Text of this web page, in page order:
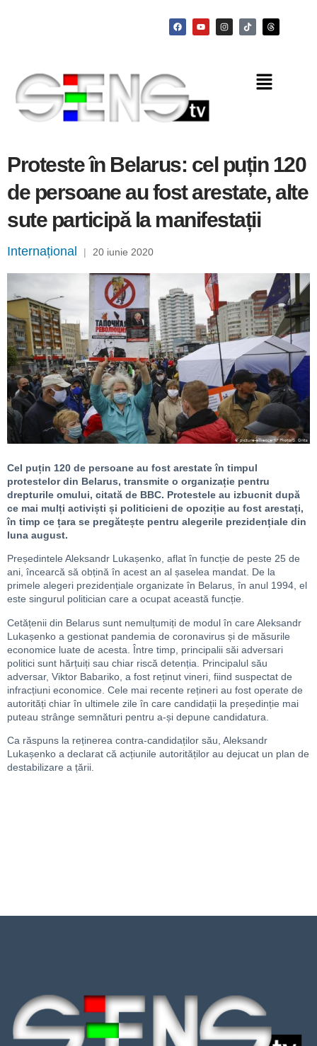
Proteste în Belarus: cel puțin 120
de persoane au fost arestate, alte
sute participă la manifestații
Internațional | 20 iunie 2020
Cel puțin 120 de persoane au fost arestate în timpul
protestelor din Belarus, transmite o organizație pentru
drepturile omului, citată de BBC. Protestele au izbucnit după
ce mai mulți activiști și politicieni de opoziție au fost arestați,
în timp ce țara se pregătește pentru alegerile prezidențiale din
luna august.
Președintele Aleksandr Lukașenko, aflat în funcție de peste 25 de
ani, încearcă să obțină în acest an al șaselea mandat. De la
primele alegeri prezidențiale organizate în Belarus, în anul 1994, el
este singurul politician care a ocupat această funcție.
Cetățenii din Belarus sunt nemulțumiți de modul în care Aleksandr
Lukașenko a gestionat pandemia de coronavirus și de măsurile
economice luate de acesta. Între timp, principalii săi adversari
politici sunt hărțuiți sau chiar riscă detenția. Principalul său
adversar, Viktor Babariko, a fost reținut vineri, fiind suspectat de
infracțiuni economice. Cele mai recente rețineri au fost operate de
autorități chiar în ultimele zile în care candidații la președinție mai
puteau strânge semnături pentru a-și depune candidatura.
Ca răspuns la reținerea contra-candidaților său, Aleksandr
Lukașenko a declarat că acțiunile autorităților au dejucat un plan de
destabilizare a țării.